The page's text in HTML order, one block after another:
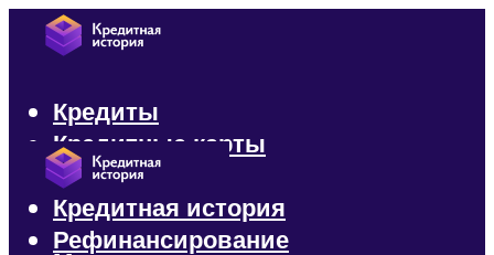
Кредиты
Кредитные карты
Микрозаймы
Кредитная история
Рефинансирование